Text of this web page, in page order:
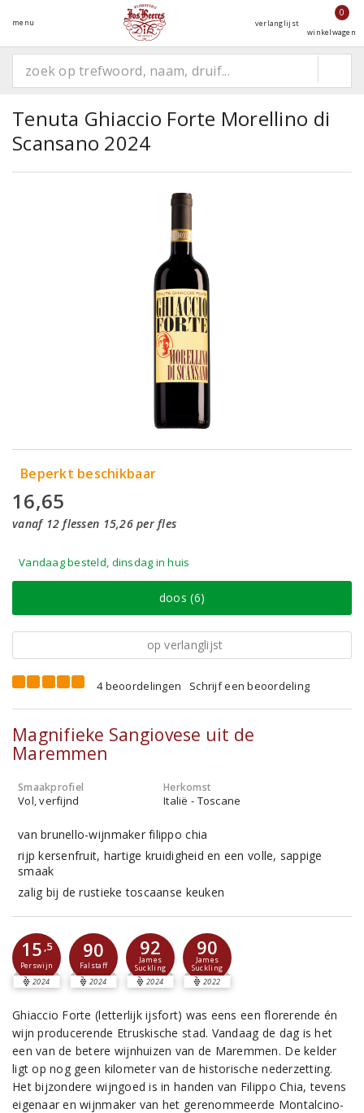
menu verlanglijst
0
winkelwagen
Tenuta Ghiaccio Forte Morellino di
Scansano 2024
Beperkt beschikbaar
16,65
vanaf 12 flessen 15,26 per fles
Vandaag besteld, dinsdag in huis
doos (6)
op verlanglijst
4 beoordelingen Schrijf een beoordeling
Magnifieke Sangiovese uit de
Maremmen
Smaakprofiel
Vol, verfijnd
Herkomst
Italië - Toscane
van brunello-wijnmaker filippo chia
rijp kersenfruit, hartige kruidigheid en een volle, sappige
smaak
zalig bij de rustieke toscaanse keuken
15 ,5
Perswijn
2024
90
Falstaff
2024
92
James
Suckling
2024
90
James
Suckling
2022
Ghiaccio Forte (letterlijk ijsfort) was eens een florerende én
wijn producerende Etruskische stad. Vandaag de dag is het
een van de betere wijnhuizen van de Maremmen. De kelder
ligt op nog geen kilometer van de historische nederzetting.
Het bijzondere wijngoed is in handen van Filippo Chia, tevens
eigenaar en wijnmaker van het gerenommeerde Montalcino-